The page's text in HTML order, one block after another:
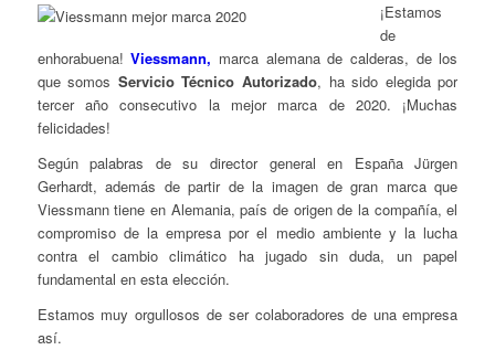
¡Estamos
de
enhorabuena!Viessmann, marca alemana de calderas, de los
que somos Servicio Técnico Autorizado, ha sido elegida por
tercer año consecutivo la mejor marca de 2020. ¡Muchas
felicidades!
Según palabras de su director general en España Jürgen
Gerhardt, además de partir de la imagen de gran marca que
Viessmann tiene en Alemania, país de origen de la compañía, el
compromiso de la empresa por el medio ambiente y la lucha
contra el cambio climático ha jugado sin duda, un papel
fundamental en esta elección.
Estamos muy orgullosos de ser colaboradores de una empresa
así.